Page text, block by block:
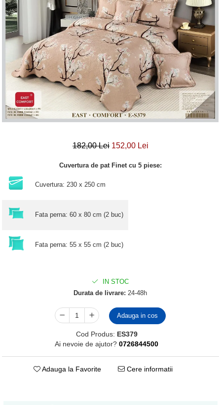
Lenjerii Creponate
Lenjerii de finet Iprimate Digital
Lenjerii de pat Bumbac 100%
Lenjerii de pat Finet + 2 Draperii
Lenjerii de pat Saten 4 piese cu
elastic
182,00 Lei 152,00 Lei
Cuvertura de pat Finet cu 5 piese:
Cuvertura: 230 x 250 cm
Fata perna: 60 x 80 cm (2 buc)
Fata perna: 55 x 55 cm (2 buc)
IN STOC
Durata de livrare: 24-48h
Adauga in cos
Cod Produs: ES379
Ai nevoie de ajutor? 0726844500
Adauga la Favorite Cere informatii